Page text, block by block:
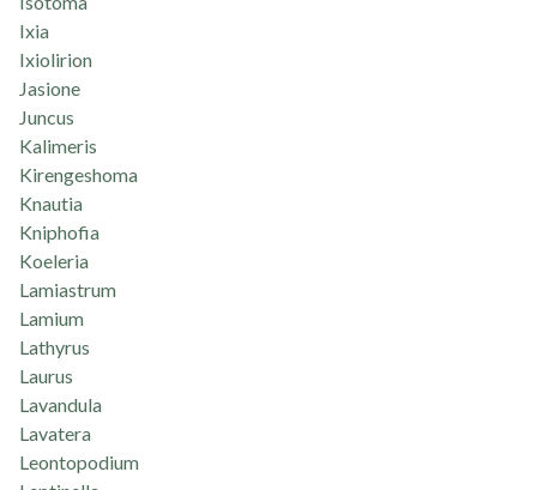
Ixia
Ixiolirion
Jasione
Juncus
Kalimeris
Kirengeshoma
Knautia
Kniphofia
Koeleria
Lamiastrum
Lamium
Lathyrus
Laurus
Lavandula
Lavatera
Leontopodium